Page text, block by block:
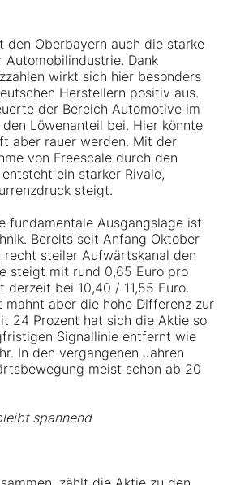
den Oberbayern auch die starke
Automobilindustrie. Dank
wirkt sich hier besonders
Herstellern positiv aus.
der Bereich Automotive im
Löwenanteil bei. Hier könnte
aber rauer werden. Mit der
von Freescale durch den
ein starker Rivale,
steigt.
fundamentale Ausgangslage ist
Bereits seit Anfang Oktober
steiler Aufwärtskanal den
steigt mit rund 0,65 Euro pro
derzeit bei 10,40 / 11,55 Euro.
mahnt aber die hohe Differenz zur
24 Prozent hat sich die Aktie so
Signallinie entfernt wie
In den vergangenen Jahren
meist schon ab 20
spannend